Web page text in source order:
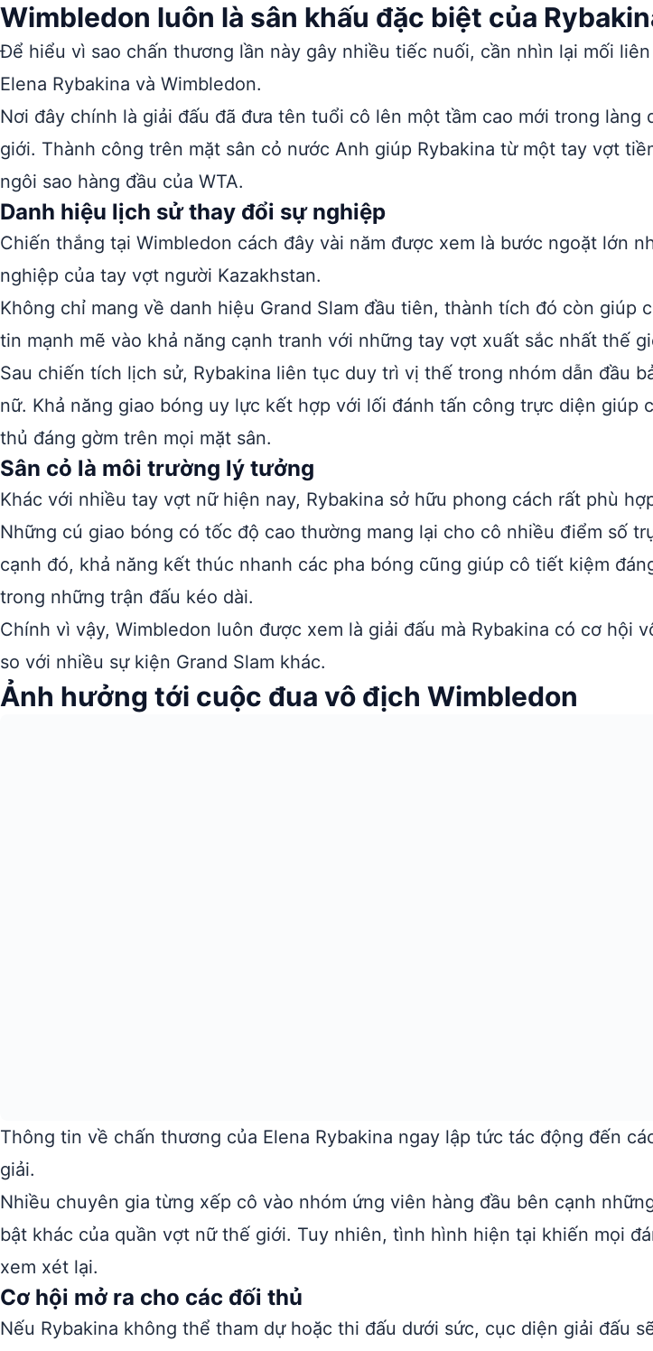
Wimbledon luôn là sân khấu đặc biệt của
Để hiểu vì sao chấn thương lần này gây nhiều tiếc nuối, cần nhìn lại mối
Elena Rybakina và Wimbledon.
Nơi đây chính là giải đấu đã đưa tên tuổi cô lên một tầm cao mới trong làng
giới. Thành công trên mặt sân cỏ nước Anh giúp Rybakina từ một tay vợt
ngôi sao hàng đầu của WTA.
Danh hiệu lịch sử thay đổi sự nghiệp
Chiến thắng tại Wimbledon cách đây vài năm được xem là bước ngoặt lớn
nghiệp của tay vợt người Kazakhstan.
Không chỉ mang về danh hiệu Grand Slam đầu tiên, thành tích đó còn giúp
tin mạnh mẽ vào khả năng cạnh tranh với những tay vợt xuất sắc nhất thế
Sau chiến tích lịch sử, Rybakina liên tục duy trì vị thế trong nhóm dẫn đầu
nữ. Khả năng giao bóng uy lực kết hợp với lối đánh tấn công trực diện giúp
thủ đáng gờm trên mọi mặt sân.
Sân cỏ là môi trường lý tưởng
Khác với nhiều tay vợt nữ hiện nay, Rybakina sở hữu phong cách rất phù
Những cú giao bóng có tốc độ cao thường mang lại cho cô nhiều điểm số
cạnh đó, khả năng kết thúc nhanh các pha bóng cũng giúp cô tiết kiệm
trong những trận đấu kéo dài.
Chính vì vậy, Wimbledon luôn được xem là giải đấu mà Rybakina có cơ hội
so với nhiều sự kiện Grand Slam khác.
Ảnh hưởng tới cuộc đua vô địch Wimbledon
Thông tin về chấn thương của Elena Rybakina ngay lập tức tác động đến
giải.
Nhiều chuyên gia từng xếp cô vào nhóm ứng viên hàng đầu bên cạnh
bật khác của quần vợt nữ thế giới. Tuy nhiên, tình hình hiện tại khiến mọi
xem xét lại.
Cơ hội mở ra cho các đối thủ
Nếu Rybakina không thể tham dự hoặc thi đấu dưới sức, cục diện giải đấu